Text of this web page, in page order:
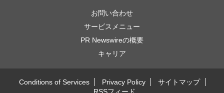
お問い合わせ
サービスメニュー
PR Newswireの概要
キャリア
Conditions of Services Privacy Policy
サイトマップ